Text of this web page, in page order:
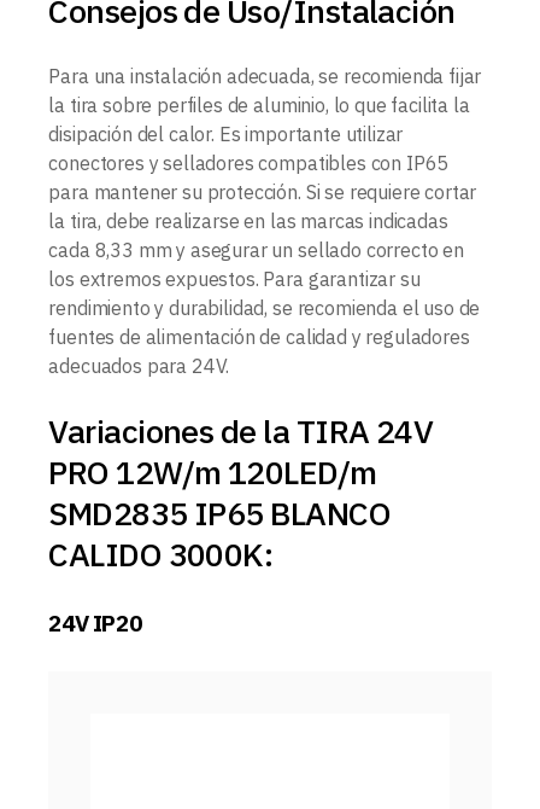
Consejos de Uso/Instalación
Para una instalación adecuada, se recomienda fijar
la tira sobre perfiles de aluminio, lo que facilita la
disipación del calor. Es importante utilizar
conectores y selladores compatibles con IP65
para mantener su protección. Si se requiere cortar
la tira, debe realizarse en las marcas indicadas
cada 8,33 mm y asegurar un sellado correcto en
los extremos expuestos. Para garantizar su
rendimiento y durabilidad, se recomienda el uso de
fuentes de alimentación de calidad y reguladores
adecuados para 24V.
Variaciones de la TIRA 24V
PRO 12W/m 120LED/m
SMD2835 IP65 BLANCO
CALIDO 3000K:
24V IP20